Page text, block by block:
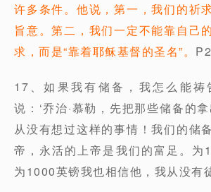
许多条件。他说，第一，我们的祈
旨意。第二，我们一定不能靠自己
求，而是“靠着耶稣基督的圣名”。
17、如果我有储备，我怎么能祷
说：‘乔治·慕勒，先把那些储备的
从没有想过这样的事情！我们的储
帝，永活的上帝是我们的富足。为
为1000英镑我也相信他，我从没有